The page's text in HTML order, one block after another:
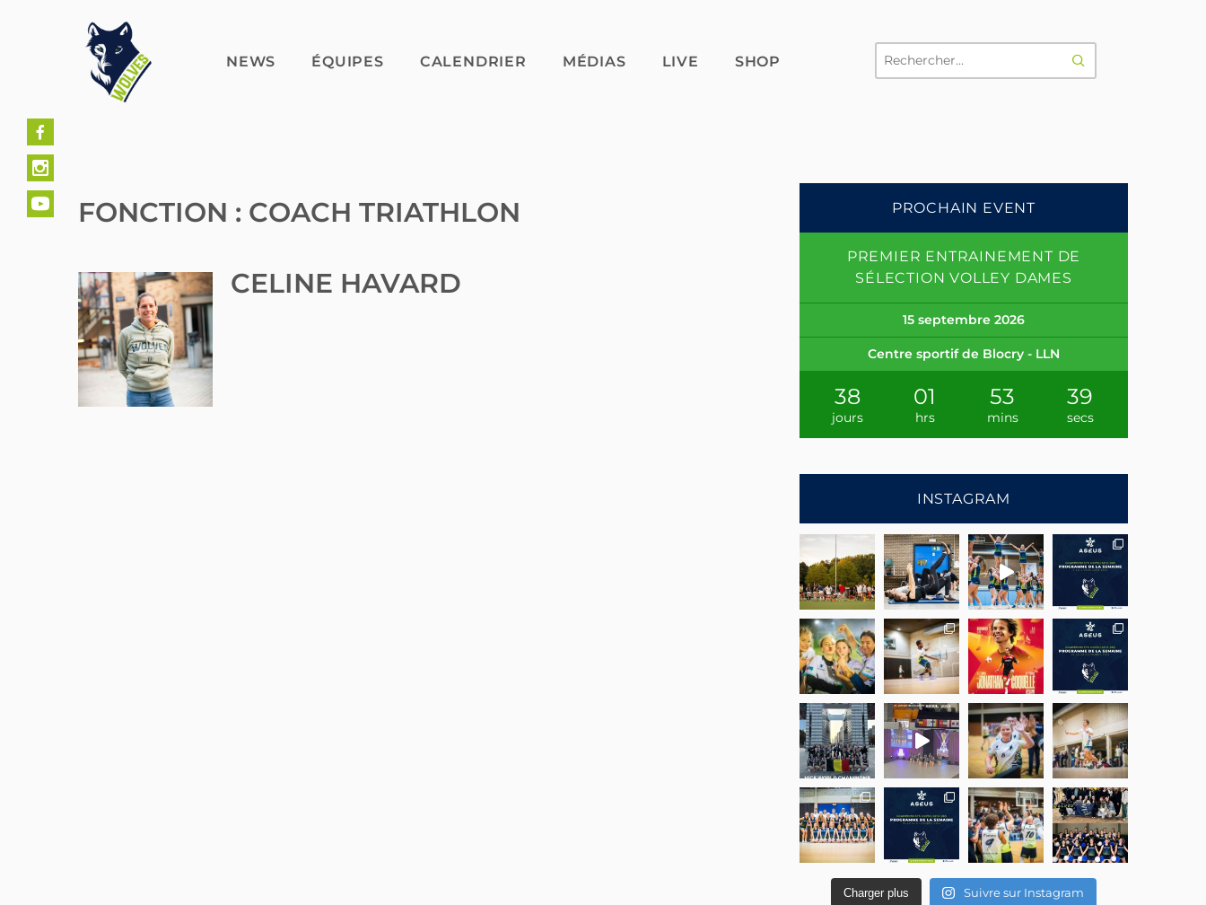
NEWS ÉQUIPES CALENDRIER MÉDIAS LIVE SHOP
FONCTION : COACH TRIATHLON
CÉLINE HAVARD
PROCHAIN EVENT
PREMIER ENTRAINEMENT DE
SÉLECTION VOLLEY DAMES
15 septembre 2026
Centre sportif de Blocry - LLN
38
jours
01
hrs
53
mins
39
secs
INSTAGRAM
Charger plus Suivre sur Instagram